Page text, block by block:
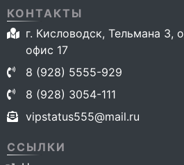
КОНТАКТЫ
г. Кисловодск, Тельмана
офис 17
8 (928) 5555-929
8 (928) 3054-111
vipstatus555@mail.ru
ССЫЛКИ